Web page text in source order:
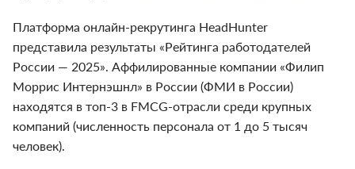
Платформа онлайн-рекрутинга HeadHunter
представила результаты «Рейтинга работодателей
России — 2025». Аффилированные компании «Филип
Моррис Интернэшнл» в России (ФМИ в России)
находятся в топ-3 в FMCG-отрасли среди крупных
компаний (численность персонала от 1 до 5 тысяч
человек).